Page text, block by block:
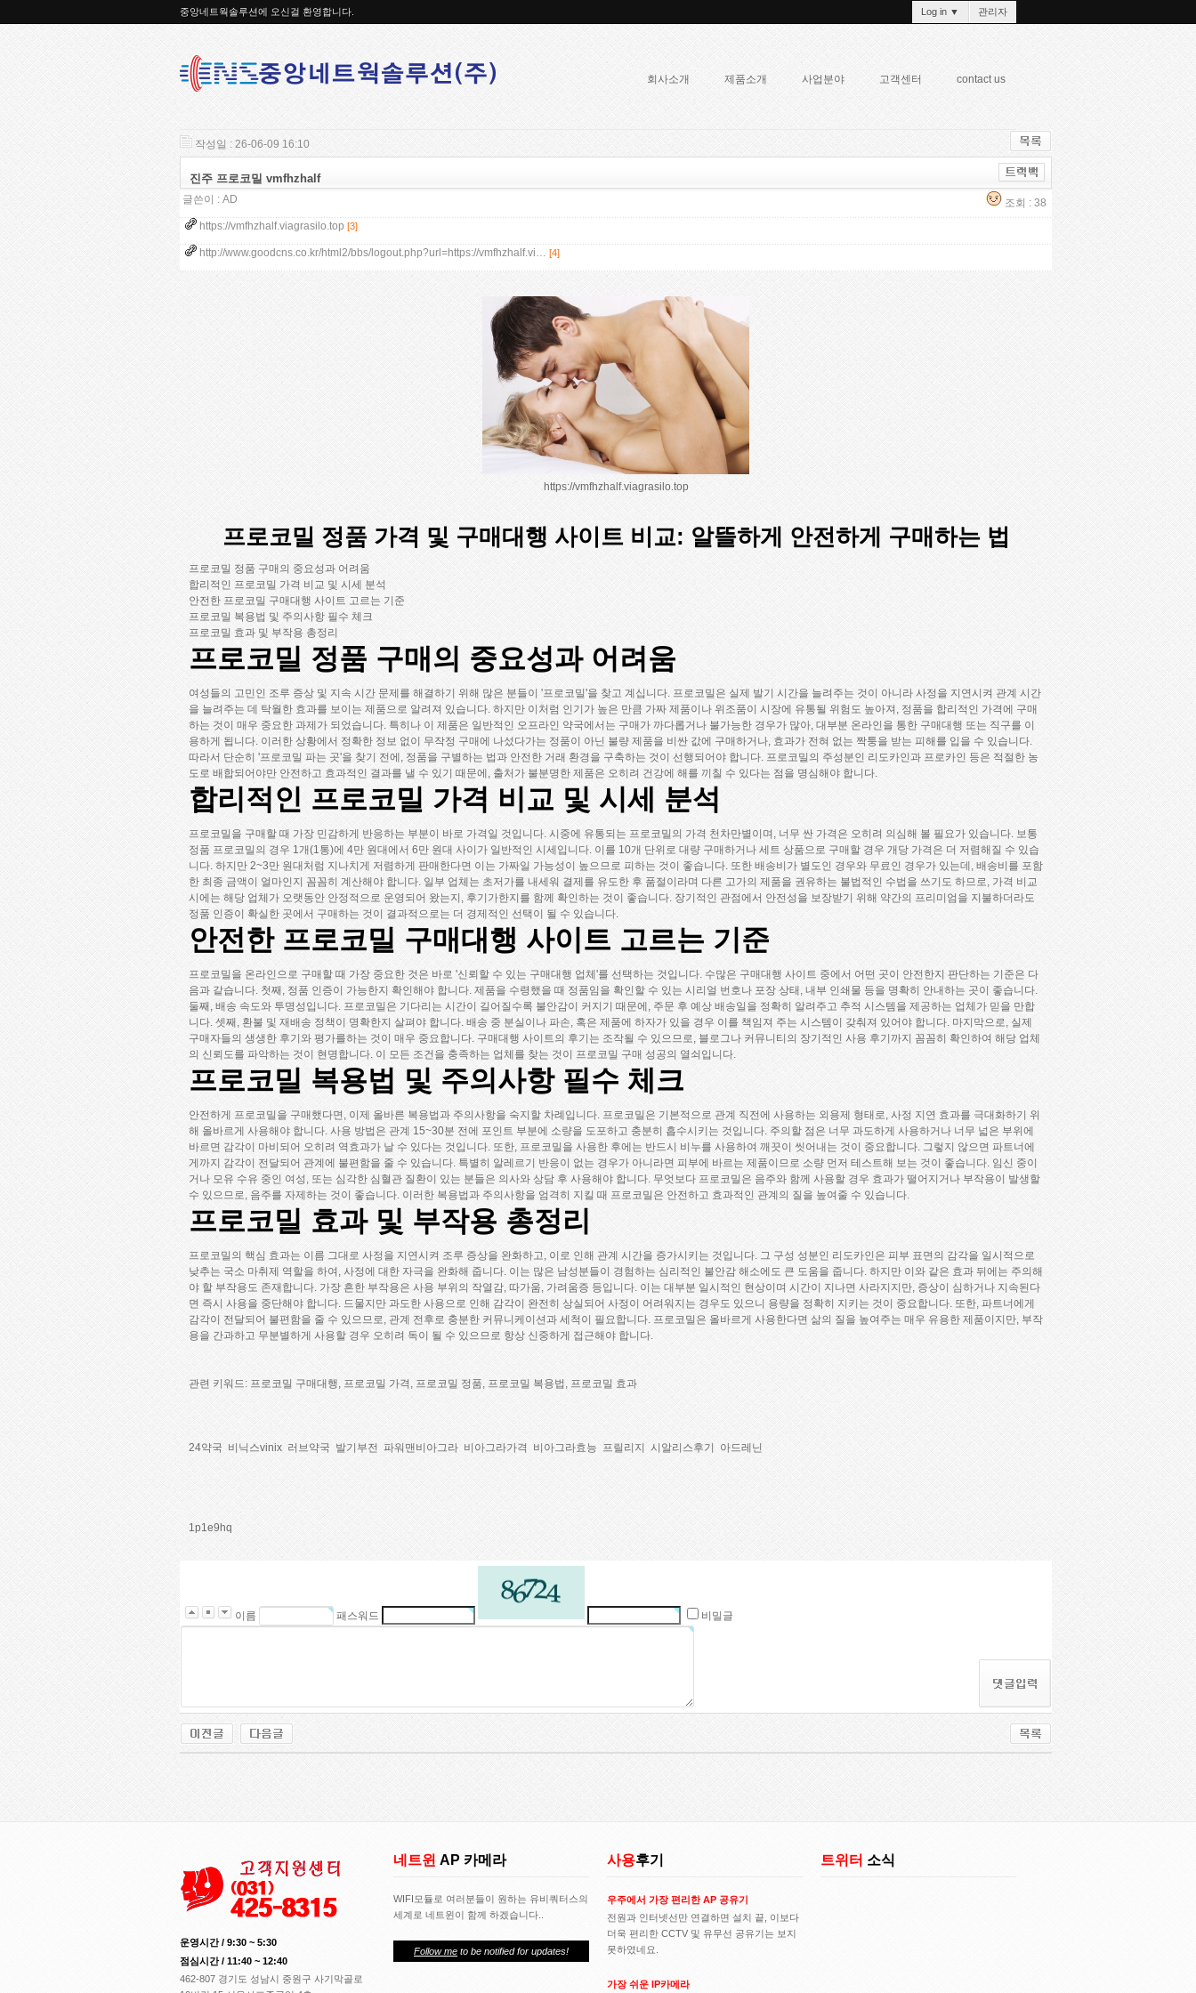
중앙네트웍솔루션에 오신걸 환영합니다. Log in ▼ 관리자
회사소개 제품소개 사업분야 고객센터 contact us
작성일 : 26-06-09 16:10
진주 프로코밀 vmfhzhalf
글쓴이 : AD
조회 : 38
https://vmfhzhalf.viagrasilo.top [3]
http://www.goodcns.co.kr/html2/bbs/logout.php?url=https://vmfhzhalf.vi… [4]
https://vmfhzhalf.viagrasilo.top
프로코밀 정품 가격 및 구매대행 사이트 비교: 알뜰하게 안전하게 구매하는 법
프로코밀 정품 구매의 중요성과 어려움
합리적인 프로코밀 가격 비교 및 시세 분석
안전한 프로코밀 구매대행 사이트 고르는 기준
프로코밀 복용법 및 주의사항 필수 체크
프로코밀 효과 및 부작용 총정리
프로코밀 정품 구매의 중요성과 어려움
여성들의 고민인 조루 증상 및 지속 시간 문제를 해결하기 위해 많은 분들이 '프로코밀'을 찾고 계십니다. 프로코밀은 실제 발기 시간을 늘려주는 것이 아니라 사정을 지연시켜 관계 시간
을 늘려주는 데 탁월한 효과를 보이는 제품으로 알려져 있습니다. 하지만 이처럼 인기가 높은 만큼 가짜 제품이나 위조품이 시장에 유통될 위험도 높아져, 정품을 합리적인 가격에 구매
하는 것이 매우 중요한 과제가 되었습니다. 특히나 이 제품은 일반적인 오프라인 약국에서는 구매가 까다롭거나 불가능한 경우가 많아, 대부분 온라인을 통한 구매대행 또는 직구를 이
용하게 됩니다. 이러한 상황에서 정확한 정보 없이 무작정 구매에 나섰다가는 정품이 아닌 불량 제품을 비싼 값에 구매하거나, 효과가 전혀 없는 짝퉁을 받는 피해를 입을 수 있습니다.
따라서 단순히 '프로코밀 파는 곳'을 찾기 전에, 정품을 구별하는 법과 안전한 거래 환경을 구축하는 것이 선행되어야 합니다. 프로코밀의 주성분인 리도카인과 프로카인 등은 적절한 농
도로 배합되어야만 안전하고 효과적인 결과를 낼 수 있기 때문에, 출처가 불분명한 제품은 오히려 건강에 해를 끼칠 수 있다는 점을 명심해야 합니다.
합리적인 프로코밀 가격 비교 및 시세 분석
프로코밀을 구매할 때 가장 민감하게 반응하는 부분이 바로 가격일 것입니다. 시중에 유통되는 프로코밀의 가격 천차만별이며, 너무 싼 가격은 오히려 의심해 볼 필요가 있습니다. 보통
정품 프로코밀의 경우 1개(1통)에 4만 원대에서 6만 원대 사이가 일반적인 시세입니다. 이를 10개 단위로 대량 구매하거나 세트 상품으로 구매할 경우 개당 가격은 더 저렴해질 수 있습
니다. 하지만 2~3만 원대처럼 지나치게 저렴하게 판매한다면 이는 가짜일 가능성이 높으므로 피하는 것이 좋습니다. 또한 배송비가 별도인 경우와 무료인 경우가 있는데, 배송비를 포함
한 최종 금액이 얼마인지 꼼꼼히 계산해야 합니다. 일부 업체는 초저가를 내세워 결제를 유도한 후 품절이라며 다른 고가의 제품을 권유하는 불법적인 수법을 쓰기도 하므로, 가격 비교
시에는 해당 업체가 오랫동안 안정적으로 운영되어 왔는지, 후기가한지를 함께 확인하는 것이 좋습니다. 장기적인 관점에서 안전성을 보장받기 위해 약간의 프리미엄을 지불하더라도
정품 인증이 확실한 곳에서 구매하는 것이 결과적으로는 더 경제적인 선택이 될 수 있습니다.
안전한 프로코밀 구매대행 사이트 고르는 기준
프로코밀을 온라인으로 구매할 때 가장 중요한 것은 바로 '신뢰할 수 있는 구매대행 업체'를 선택하는 것입니다. 수많은 구매대행 사이트 중에서 어떤 곳이 안전한지 판단하는 기준은 다
음과 같습니다. 첫째, 정품 인증이 가능한지 확인해야 합니다. 제품을 수령했을 때 정품임을 확인할 수 있는 시리얼 번호나 포장 상태, 내부 인쇄물 등을 명확히 안내하는 곳이 좋습니다.
둘째, 배송 속도와 투명성입니다. 프로코밀은 기다리는 시간이 길어질수록 불안감이 커지기 때문에, 주문 후 예상 배송일을 정확히 알려주고 추적 시스템을 제공하는 업체가 믿을 만합
니다. 셋째, 환불 및 재배송 정책이 명확한지 살펴야 합니다. 배송 중 분실이나 파손, 혹은 제품에 하자가 있을 경우 이를 책임져 주는 시스템이 갖춰져 있어야 합니다. 마지막으로, 실제
구매자들의 생생한 후기와 평가를하는 것이 매우 중요합니다. 구매대행 사이트의 후기는 조작될 수 있으므로, 블로그나 커뮤니티의 장기적인 사용 후기까지 꼼꼼히 확인하여 해당 업체
의 신뢰도를 파악하는 것이 현명합니다. 이 모든 조건을 충족하는 업체를 찾는 것이 프로코밀 구매 성공의 열쇠입니다.
프로코밀 복용법 및 주의사항 필수 체크
안전하게 프로코밀을 구매했다면, 이제 올바른 복용법과 주의사항을 숙지할 차례입니다. 프로코밀은 기본적으로 관계 직전에 사용하는 외용제 형태로, 사정 지연 효과를 극대화하기 위
해 올바르게 사용해야 합니다. 사용 방법은 관계 15~30분 전에 포인트 부분에 소량을 도포하고 충분히 흡수시키는 것입니다. 주의할 점은 너무 과도하게 사용하거나 너무 넓은 부위에
바르면 감각이 마비되어 오히려 역효과가 날 수 있다는 것입니다. 또한, 프로코밀을 사용한 후에는 반드시 비누를 사용하여 깨끗이 씻어내는 것이 중요합니다. 그렇지 않으면 파트너에
게까지 감각이 전달되어 관계에 불편함을 줄 수 있습니다. 특별히 알레르기 반응이 없는 경우가 아니라면 피부에 바르는 제품이므로 소량 먼저 테스트해 보는 것이 좋습니다. 임신 중이
거나 모유 수유 중인 여성, 또는 심각한 심혈관 질환이 있는 분들은 의사와 상담 후 사용해야 합니다. 무엇보다 프로코밀은 음주와 함께 사용할 경우 효과가 떨어지거나 부작용이 발생할
수 있으므로, 음주를 자제하는 것이 좋습니다. 이러한 복용법과 주의사항을 엄격히 지킬 때 프로코밀은 안전하고 효과적인 관계의 질을 높여줄 수 있습니다.
프로코밀 효과 및 부작용 총정리
프로코밀의 핵심 효과는 이름 그대로 사정을 지연시켜 조루 증상을 완화하고, 이로 인해 관계 시간을 증가시키는 것입니다. 그 구성 성분인 리도카인은 피부 표면의 감각을 일시적으로
낮추는 국소 마취제 역할을 하여, 사정에 대한 자극을 완화해 줍니다. 이는 많은 남성분들이 경험하는 심리적인 불안감 해소에도 큰 도움을 줍니다. 하지만 이와 같은 효과 뒤에는 주의해
야 할 부작용도 존재합니다. 가장 흔한 부작용은 사용 부위의 작열감, 따가움, 가려움증 등입니다. 이는 대부분 일시적인 현상이며 시간이 지나면 사라지지만, 증상이 심하거나 지속된다
면 즉시 사용을 중단해야 합니다. 드물지만 과도한 사용으로 인해 감각이 완전히 상실되어 사정이 어려워지는 경우도 있으니 용량을 정확히 지키는 것이 중요합니다. 또한, 파트너에게
감각이 전달되어 불편함을 줄 수 있으므로, 관계 전후로 충분한 커뮤니케이션과 세척이 필요합니다. 프로코밀은 올바르게 사용한다면 삶의 질을 높여주는 매우 유용한 제품이지만, 부작
용을 간과하고 무분별하게 사용할 경우 오히려 독이 될 수 있으므로 항상 신중하게 접근해야 합니다.
관련 키워드: 프로코밀 구매대행, 프로코밀 가격, 프로코밀 정품, 프로코밀 복용법, 프로코밀 효과
24약국 비닉스vinix 러브약국 발기부전 파워맨비아그라 비아그라가격 비아그라효능 프릴리지 시알리스후기 아드레닌
1p1e9hq
이름 패스워드 비밀글
운영시간 / 9:30 ~ 5:30
점심시간 / 11:40 ~ 12:40
462-807 경기도 성남시 중원구 사기막골로
네트윈 AP 카메라
WIFI모듈로 여러분들이 원하는 유비쿼터스의
세계로 네트윈이 함께 하겠습니다..
Follow me to be notified for updates!
사용후기
우주에서 가장 편리한 AP 공유기
전원과 인터넷선만 연결하면 설치 끝, 이보다
더욱 편리한 CCTV 및 유무선 공유기는 보지
못하였네요.
가장 쉬운 IP카메라
트위터 소식